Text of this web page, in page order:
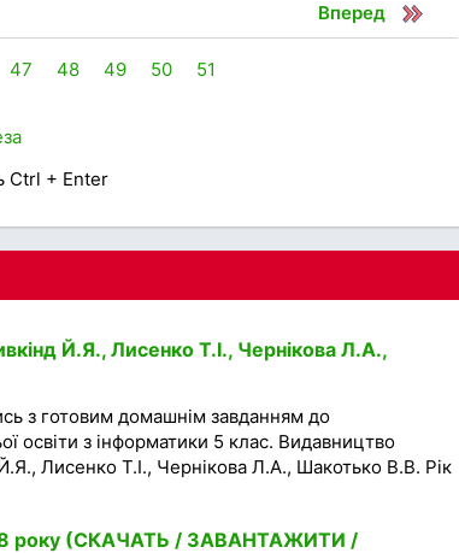
Вперед
47 48 49 50 51
Ctrl + Enter
Й.Я., Лисенко Т.І., Чернікова Л.А.,
з готовим домашнім завданням до
освіти з інформатики 5 клас. Видавництво
Лисенко Т.І., Чернікова Л.А., Шакотько В.В. Рік
року (СКАЧАТЬ / ЗАВАНТАЖИТИ /